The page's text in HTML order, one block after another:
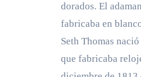
dorados. El
fabricaba en
Seth Thomas
que fabricaba